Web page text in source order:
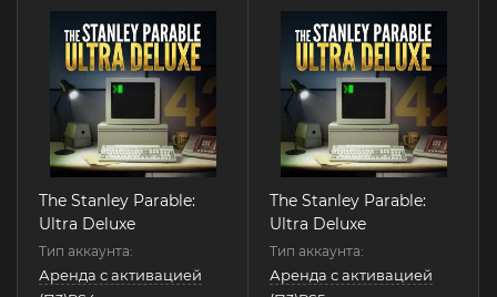
The Stanley Parable:
Ultra Deluxe
Тип аккаунта:
Аренда с активацией
The Stanley Parable:
Ultra Deluxe
Тип аккаунта:
Аренда с активацией